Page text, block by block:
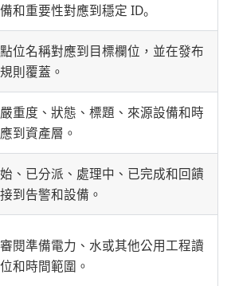
和重要性對應到穩定 ID。
位名稱對應到目標欄位，並在發布
則覆蓋。
重度、狀態、標題、來源設備和時
到資產層。
、已分派、處理中、已完成和回饋
到告警和設備。
閱準備電力、水或其他公用工程讀
和時間範圍。